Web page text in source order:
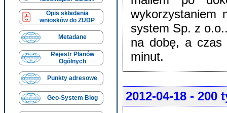
Opis składania
wniosków do ZUDP
Metadane
Rejestr Planów
Ogólnych
Punkty adresowe
Geo-System Blog
wykorzystaniem
system Sp. z
na dobę, a czas
minut.
2012-04-18 - 200